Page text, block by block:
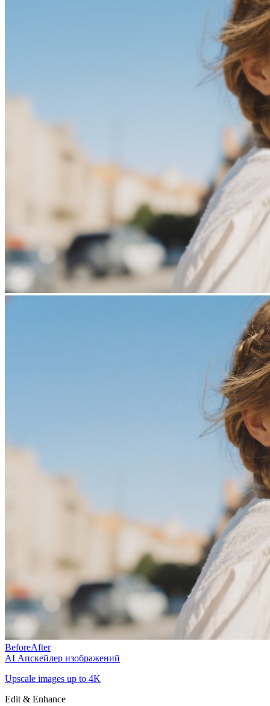
BeforeAfter
AI Апскейлер изображений
Upscale images up to 4K
Edit & Enhance